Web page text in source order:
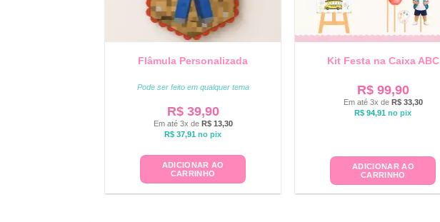
Flâmula Personalizada
Pode ser feito em qualquer tema
R$39,90
Em até 3x de R$13,30
R$ 37,91 no pix
ADICIONAR AO
CARRINHO
Kit Festa na Caixa ABC
R$99,90
Em até 3x de R$33,30
R$ 94,91 no pix
ADICIONAR AO
CARRINHO